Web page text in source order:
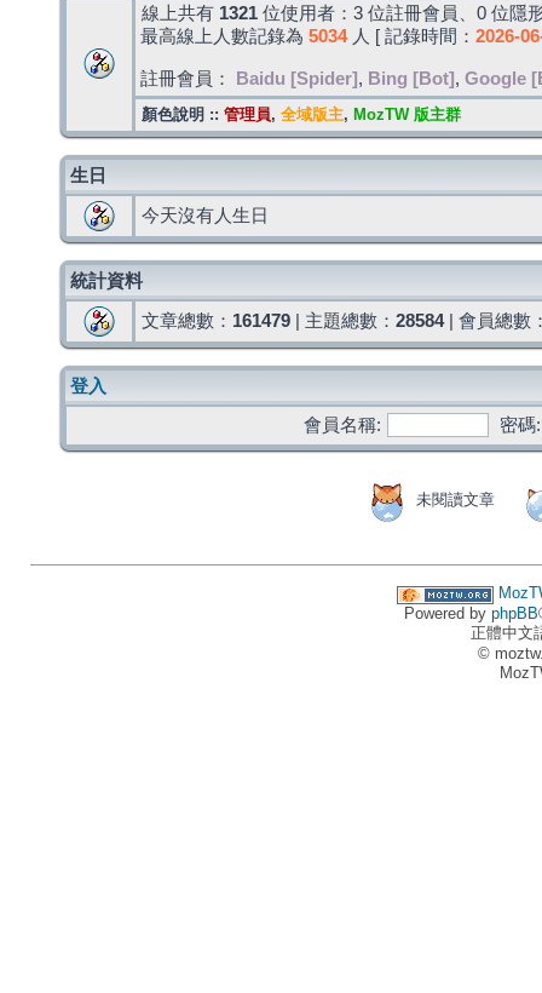
線上共有 1321 位使用者：3 位註冊會員、0 位隱
最高線上人數記錄為 5034人 [ 記錄時間： 2026-
註冊會員： Baidu [Spider] , Bing [Bot] , Google
顏色說明 :: 管理員, 全域版主, MozTW 版主群
生日
今天沒有人生日
統計資料
文章總數： 161479 | 主題總數： 28584| 會員總數
登入
會員名稱:
密碼:
未閱讀文章
Powered by phpBB
正體中文
©